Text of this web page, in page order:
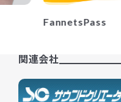
FannetsPass
関連会社